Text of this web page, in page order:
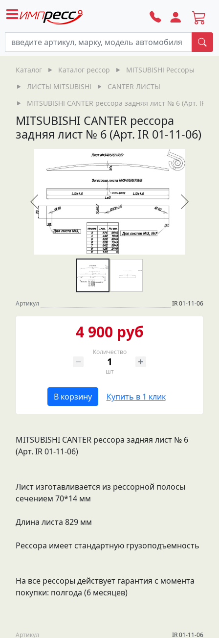
Каталог Каталог рессор
MITSUBISHI Рессоры
ЛИСТЫ MITSUBISHI
CANTER ЛИСТЫ
MITSUBISHI CANTER рессора задняя лист № 6 (Арт. IR
MITSUBISHI CANTER рессора
задняя лист № 6 (Арт. IR 01-11-06)
Артикул IR 01-11-06
4 900 руб
Количество
шт
В корзину Купить в 1 клик
MITSUBISHI CANTER рессора задняя лист № 6
(Арт. IR 01-11-06)
Лист изготавливается из рессорной полосы
сечением 70*14 мм
Длина листа 829 мм
Рессора имеет стандартную грузоподъемность
На все рессоры действует гарантия с момента
покупки: полгода (6 месяцев)
Артикул
IR 01-11-06